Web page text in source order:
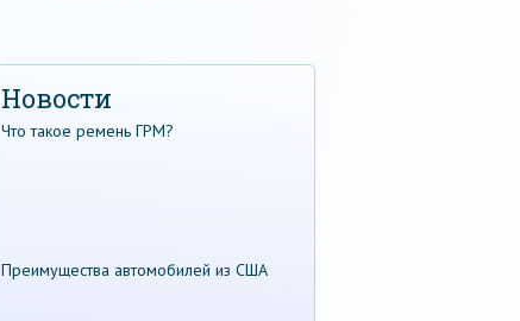
Новости
Что такое ремень ГРМ?
Преимущества автомобилей из США